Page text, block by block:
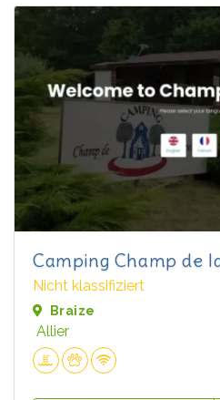
Camping Champ de
Nicht klassifiziert
Braize
Allier